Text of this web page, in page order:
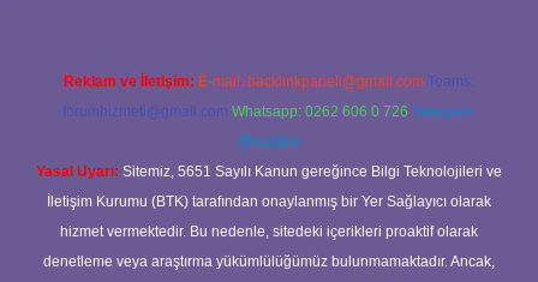
Reklam ve İletişim: E-mail: backlinkpaneli@gmail.com Teams:
forumhizmeti@gmail.com Whatsapp: 0262 606 0 726 Telegram:
@karabul
Yasal Uyarı: Sitemiz, 5651 Sayılı Kanun gereğince Bilgi Teknolojileri ve
İletişim Kurumu (BTK) tarafından onaylanmış bir Yer Sağlayıcı olarak
hizmet vermektedir. Bu nedenle, sitedeki içerikleri proaktif olarak
denetleme veya araştırma yükümlülüğümüz bulunmamaktadır. Ancak,